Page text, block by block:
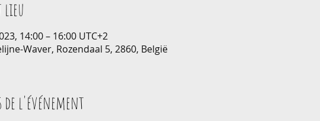
lieu
14:00 – 16:00 UTC+2
Waver, Rozendaal 5, 2860, België
de l'événement